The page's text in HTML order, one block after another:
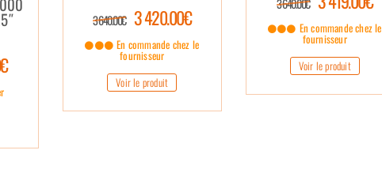
3 640.00€ 3 420.00€
En commande chez le
fournisseur
Voir le produit
3 640.00€
En commande chez le
fournisseur
Voir le produit